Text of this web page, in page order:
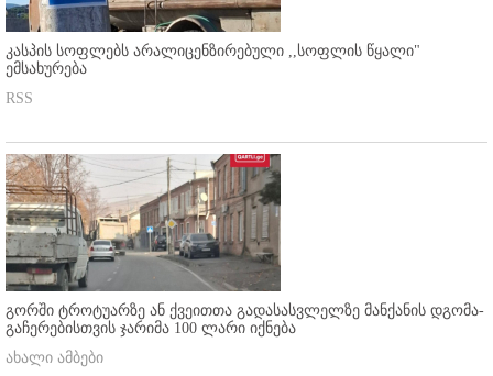
კასპის სოფლებს არალიცენზირებული ,,სოფლის წყალი"
ემსახურება
RSS
გორში ტროტუარზე ან ქვეითთა გადასასვლელზე მანქანის დგომა-
გაჩერებისთვის ჯარიმა 100 ლარი იქნება
ახალი ამბები